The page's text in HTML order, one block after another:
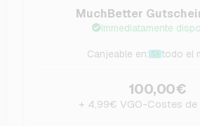
MuchBetter
Immediatamente
Canjeable en: todo el
100,00€
+ 4,99€ VGO-Costes de